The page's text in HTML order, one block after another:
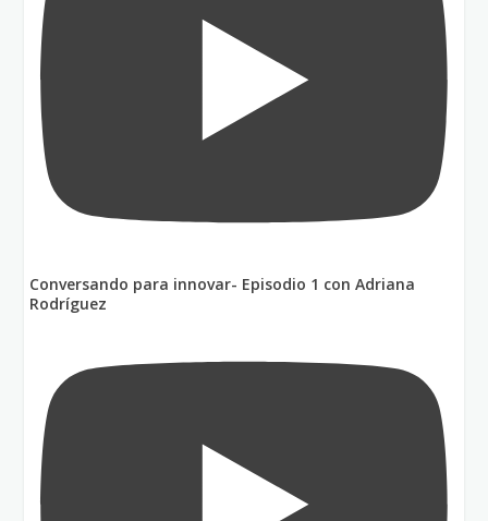
Conversando para innovar- Episodio 1 con Adriana
Rodríguez